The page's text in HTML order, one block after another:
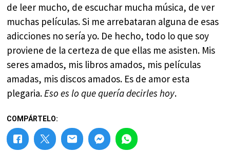
de leer mucho, de escuchar mucha música, de ver
muchas películas. Si me arrebataran alguna de esas
adicciones no sería yo. De hecho, todo lo que soy
proviene de la certeza de que ellas me asisten. Mis
seres amados, mis libros amados, mis películas
amadas, mis discos amados. Es de amor esta
plegaria. Eso es lo que quería decirles hoy.
COMPÁRTELO: